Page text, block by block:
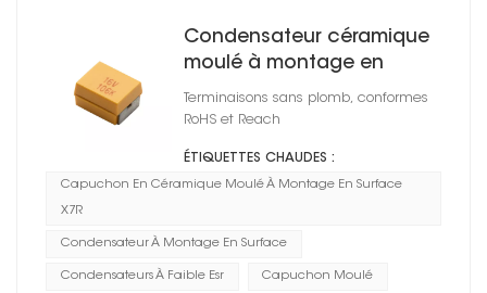
Condensateur céramique
moulé à montage en
surface série CT45 X5R
Terminaisons sans plomb, conformes
RoHS et Reach
ÉTIQUETTES CHAUDES :
Capuchon En Céramique Moulé À Montage En Surface
X7R
Condensateur À Montage En Surface
Condensateurs À Faible Esr Capuchon Moulé